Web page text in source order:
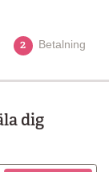
2 Betalning
dig